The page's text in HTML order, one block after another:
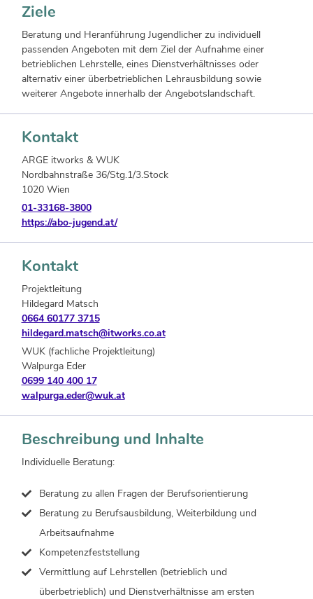
Ziele
Beratung und Heranführung Jugendlicher zu individuell
passenden Angeboten mit dem Ziel der Aufnahme einer
betrieblichen Lehrstelle, eines Dienstverhältnisses oder
alternativ einer überbetrieblichen Lehrausbildung sowie
weiterer Angebote innerhalb der Angebotslandschaft.
Kontakt
ARGE itworks & WUK
Nordbahnstraße 36/Stg.1/3.Stock
1020 Wien
01-33168-3800
https://abo-jugend.at/
Kontakt
Projektleitung
Hildegard Matsch
0664 60177 3715
hildegard.matsch@itworks.co.at
WUK (fachliche Projektleitung)
Walpurga Eder
0699 140 400 17
walpurga.eder@wuk.at
Beschreibung und Inhalte
Individuelle Beratung:
Beratung zu allen Fragen der Berufsorientierung
Beratung zu Berufsausbildung, Weiterbildung und
Arbeitsaufnahme
Kompetenzfeststellung
Vermittlung auf Lehrstellen (betrieblich und
überbetrieblich) und Dienstverhältnisse am ersten